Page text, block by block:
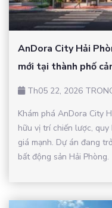
AnDora City Hải
mới tại thành phố
Th05 22, 2026
Khám phá AnDora City
hữu vị trí chiến lược,
giá mạnh. Dự án đang
bất động sản Hải Phòng.